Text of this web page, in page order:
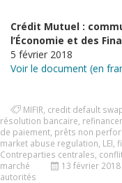
Crédit Mutuel :
l’Économie et des
5 février 2018
Voir le document (en
MIFIR credit default
résolution bancaire
de paiement prêts non
market abuse regulation LEI
Contreparties centrales
marché
13 février 2018
autorités